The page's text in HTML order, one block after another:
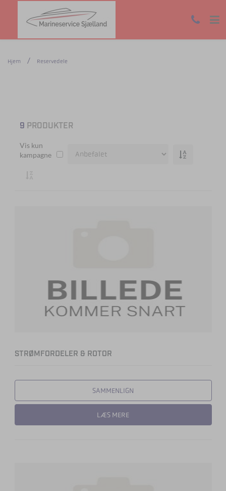
Hjem Reservedele
9 PRODUKTER
Vis kun
kampagne
STRØMFORDELER & ROTOR
SAMMENLIGN
LÆS MERE